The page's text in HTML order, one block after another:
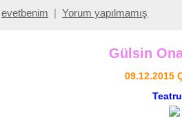
evetbenim Yorum yapılmamış
Gülsin
09.12.2015